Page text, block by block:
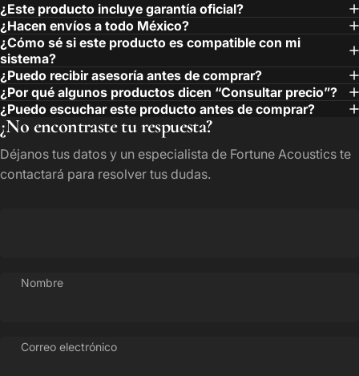
¿Este producto incluye garantía oficial?
¿Hacen envíos a todo México?
¿Cómo sé si este producto es compatible con mi
sistema?
¿Puedo recibir asesoría antes de comprar?
¿Por qué algunos productos dicen “Consultar precio”?
¿Puedo escuchar este producto antes de comprar?
¿No encontraste tu respuesta?
Déjanos tus datos y un especialista de Fortune Acoustics te
contactará para resolver tus dudas.
Nombre
Correo electrónico